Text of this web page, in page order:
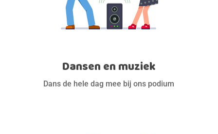
Dansen en muziek
Dans de hele dag mee bij ons podium